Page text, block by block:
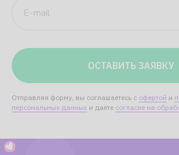
E-mail
ОСТАВИТЬ ЗАЯВКУ
Отправляя форму, вы соглашаетесь с офертой и
персональных данных и даёте согласие на
пройдите опрос и получите скидку
41 000
3 700+
опытных преподавателей